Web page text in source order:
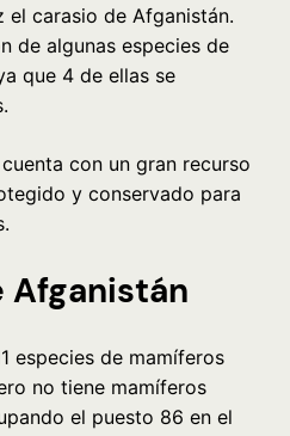
carasio de Afganistán.
de algunas especies de
que 4 de ellas se
con un gran recurso
y conservado para
Afganistán
especies de mamíferos
no tiene mamíferos
el puesto 86 en el